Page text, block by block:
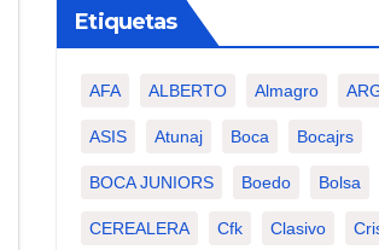
Etiquetas
AFA ALBERTO Almagro
ASIS Atunaj Boca Bocajrs
BOCA JUNIORS Boedo Bolsa
CEREALERA Cfk Clasivo